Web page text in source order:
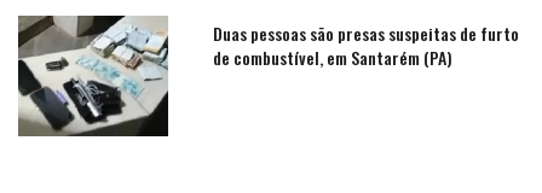
Duas pessoas são presas suspeitas de furto
de combustível, em Santarém (PA)